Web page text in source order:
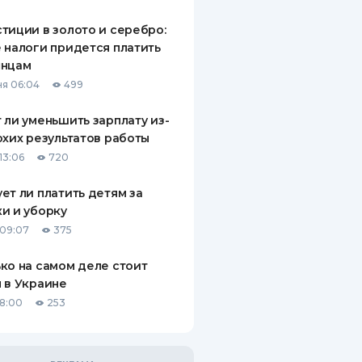
ПО
ПОЛИСЫ
О СТРАХОВЫХ
в золото и серебро:
налоги придется платить
06:04 499
ли уменьшить зарплату из-
результатов работы
720
ли платить детям за
и уборку
375
на самом деле стоит
в Украине
253